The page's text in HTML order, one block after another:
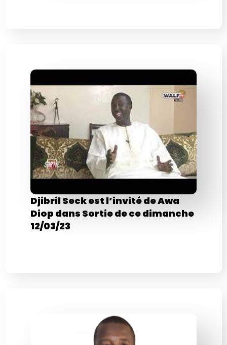
Djibril Seck est l’invité de Awa
Diop dans Sortie de ce dimanche
12/03/23